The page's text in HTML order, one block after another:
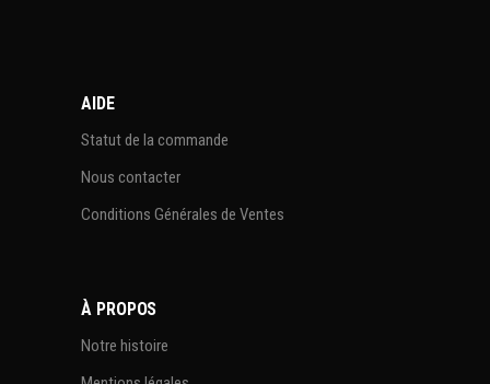
AIDE
Statut de la commande
Nous contacter
Conditions Générales de Ventes
À PROPOS
Notre histoire